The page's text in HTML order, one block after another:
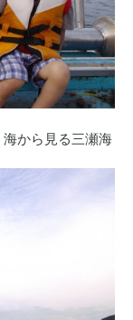
から見る三瀬海